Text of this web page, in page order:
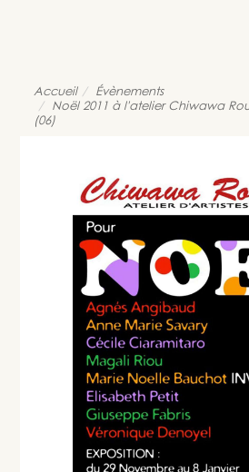
Accueil
Évènements
Noël 2011 à l'atelier Chiwawa
(06)